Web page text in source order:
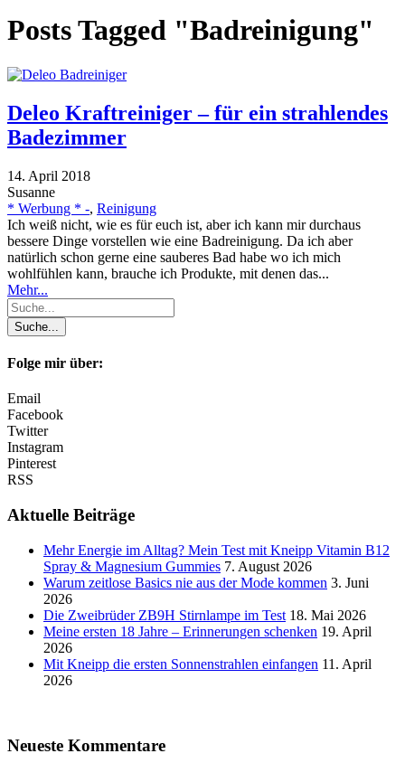
Posts Tagged "Badreinigung"
Deleo Kraftreiniger – für ein strahlendes
Badezimmer
14. April 2018
Susanne
* Werbung * -, Reinigung
Ich weiß nicht, wie es für euch ist, aber ich kann mir durchaus
bessere Dinge vorstellen wie eine Badreinigung. Da ich aber
natürlich schon gerne eine sauberes Bad habe wo ich mich
wohlfühlen kann, brauche ich Produkte, mit denen das...
Mehr...
Folge mir über:
Email
Facebook
Twitter
Instagram
Pinterest
RSS
Aktuelle Beiträge
Mehr Energie im Alltag? Mein Test mit Kneipp Vitamin B12
Spray & Magnesium Gummies 7. August 2026
Warum zeitlose Basics nie aus der Mode kommen 3. Juni
2026
Die Zweibrüder ZB9H Stirnlampe im Test 18. Mai 2026
Meine ersten 18 Jahre – Erinnerungen schenken 19. April
2026
Mit Kneipp die ersten Sonnenstrahlen einfangen 11. April
2026
Neueste Kommentare